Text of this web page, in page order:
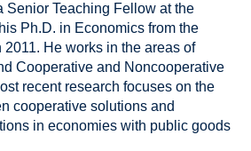
Senior Teaching Fellow at the
Ph.D. in Economics from the
He works in the areas of
Cooperative and Noncooperative
recent research focuses on the
cooperative solutions and
in economies with public goods